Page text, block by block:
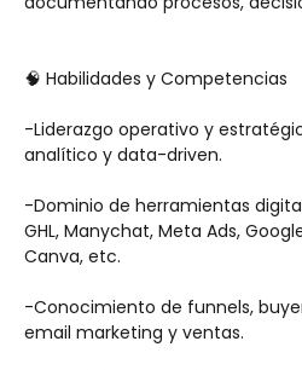
🧠 Habilidades y Competencias
-Liderazgo operativo y
analítico y data-driven.
-Dominio de herramientas
GHL, Manychat, Meta Ads,
Canva, etc.
-Conocimiento de funnels,
email marketing y ventas.